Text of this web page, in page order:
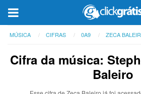
MÚSICA CIFRAS 0A9 ZECA
Cifra da música:
Baleiro